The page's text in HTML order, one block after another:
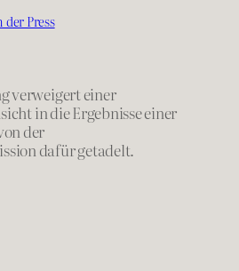
der Press
verweigert einer
in die Ergebnisse einer
der
dafür getadelt.